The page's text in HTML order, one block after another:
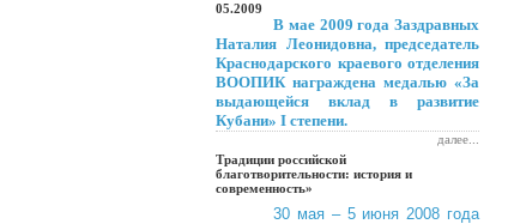
05.2009
В мае 2009 года Заздравных
Наталия Леонидовна, председатель
Краснодарского краевого отделения
ВООПИК награждена медалью «За
выдающейся вклад в развитие
Кубани» I степени.
далее...
Традиции российской
благотворительности: история и
современность»
30 мая – 5 июня 2008 года